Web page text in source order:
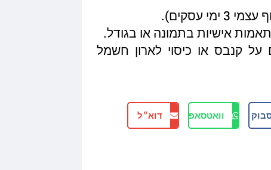
אישיות בתמונה או בגודל.
קנבס או כיסוי לארון חשמל
וואטסאפ דוא״ל